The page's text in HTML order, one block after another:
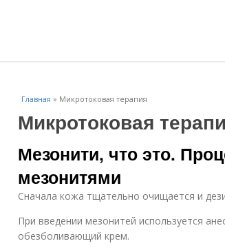
Главная » Микротоковая терапия
Микротоковая
Мезонити, что это.
мезонитями
Сначала кожа тщательно очищается и
При введении мезонитей используется
обезболивающий крем.